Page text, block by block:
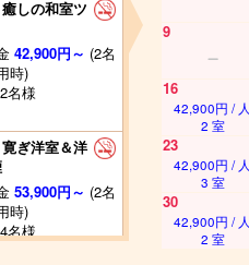
しの和室ツ
42,900円～ (2名
時)
名様
ぎ洋室＆洋
53,900円～ (2名
時)
名様
9
16
42,900円 / 人
2 室
23
42,900円 / 人
3 室
30
42,900円 / 人
2 室